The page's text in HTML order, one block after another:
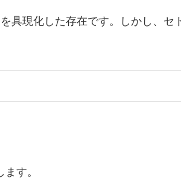
具現化した存在です。しかし、セ
す。